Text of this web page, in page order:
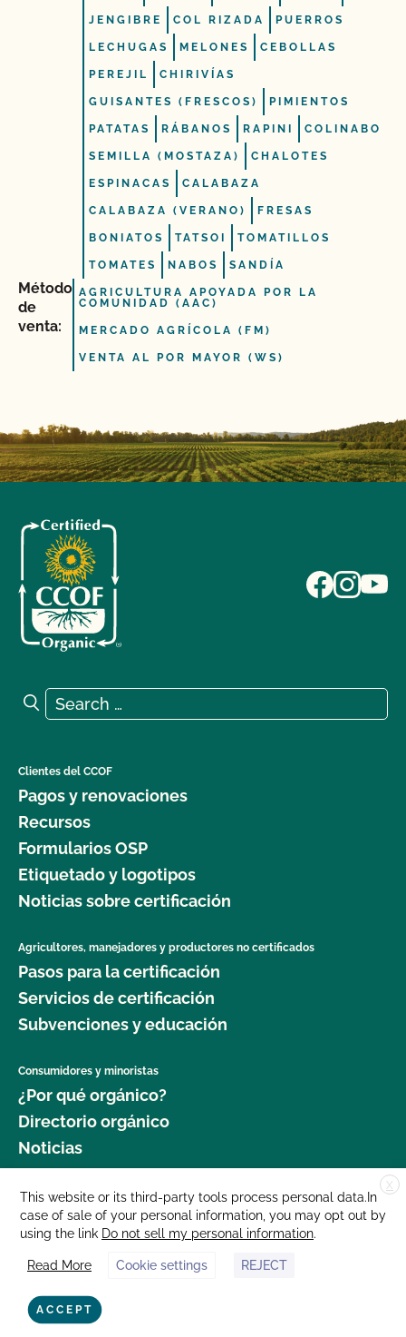
JENGIBRE COL RIZADA PUERROS
LECHUGAS MELONES CEBOLLAS
PEREJIL CHIRIVÍAS
GUISANTES (FRESCOS) PIMIENTOS
PATATAS RÁBANOS RAPINI COLINABO
SEMILLA (MOSTAZA) CHALOTES
ESPINACAS CALABAZA
CALABAZA (VERANO) FRESAS
BONIATOS TATSOI TOMATILLOS
TOMATES NABOS SANDÍA
Método
de
venta:
AGRICULTURA APOYADA POR LA
COMUNIDAD (AAC)
MERCADO AGRÍCOLA (FM)
VENTA AL POR MAYOR (WS)
Search for:
Search
Clientes del CCOF
Pagos y renovaciones
Recursos
Formularios OSP
Etiquetado y logotipos
Noticias sobre certificación
Agricultores, manejadores y productores no certificados
Pasos para la certificación
Servicios de certificación
Subvenciones y educación
Consumidores y minoristas
¿Por qué orgánico?
Directorio orgánico
Noticias
Donar
Carreras profesionales
Sala de prensa
Contáctenos
877 Cedar Street, Suite 248, Santa Cruz, CA 95060 © 2025 CCOF.org
X
This website or its third-party tools process personal data.In
case of sale of your personal information, you may opt out by
using the link Do not sell my personal information.
Read More Cookie settings REJECT
ACCEPT